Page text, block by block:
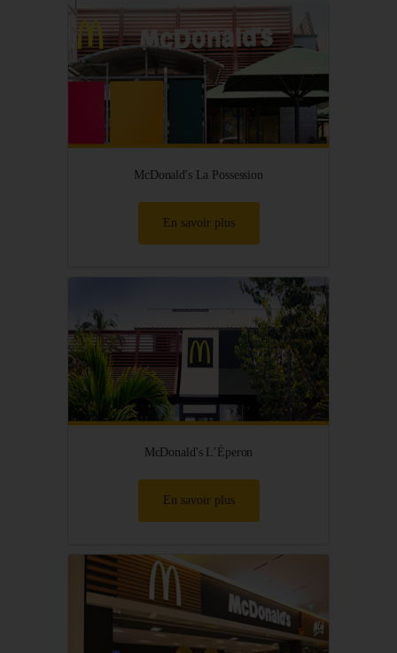
McDonald's La Possession
En savoir plus
McDonald's L’Éperon
En savoir plus